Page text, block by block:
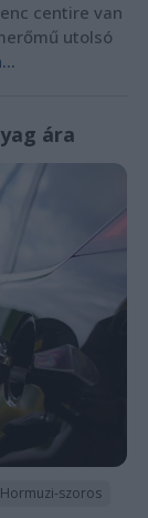
centire van
utolsó
ára
Hormuzi-szoros